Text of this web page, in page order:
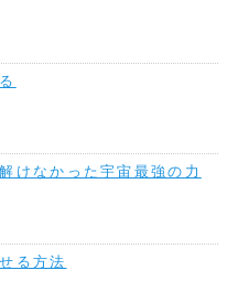
けなかった宇宙最強の力
る方法